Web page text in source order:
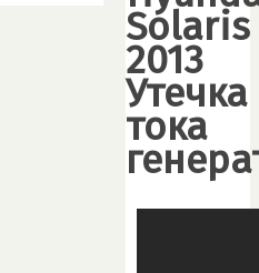
Solaris
2013
Утечка
тока